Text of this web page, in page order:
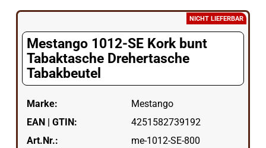
NICHT LIEFERBAR
Mestango 1012-SE Kork bunt
Tabaktasche Drehertasche
Tabakbeutel
Marke:
Mestango
EAN | GTIN:
4251582739192
Art.Nr.:
me-1012-SE-800